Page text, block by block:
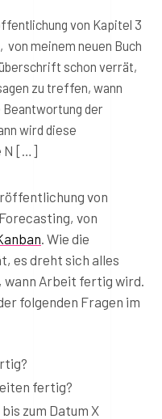
von Kapitel 3
meinem neuen Buch
schon verrät,
zu treffen, wann
der
wird diese
N […]
von
von
. Wie die
es dreht sich alles
Arbeit fertig wird.
folgenden Fragen im
fertig?
zum Datum X